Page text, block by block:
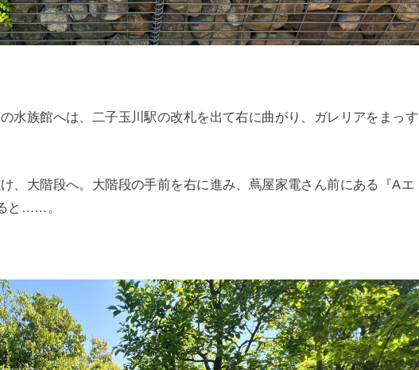
水族館へは、二子玉川駅の改札を出て右に曲がり、ガレリアをまっす
、大階段へ。大階段の手前を右に進み、蔦屋家電さん前にある『Aエ
と……。